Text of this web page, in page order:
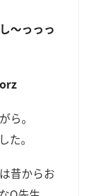
～っっっ
ら。
た。
昔からお